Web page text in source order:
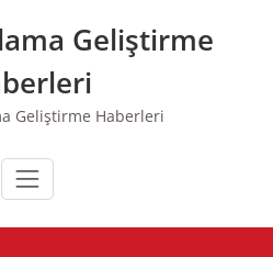
Geliştirme
Geliştirme Haberleri